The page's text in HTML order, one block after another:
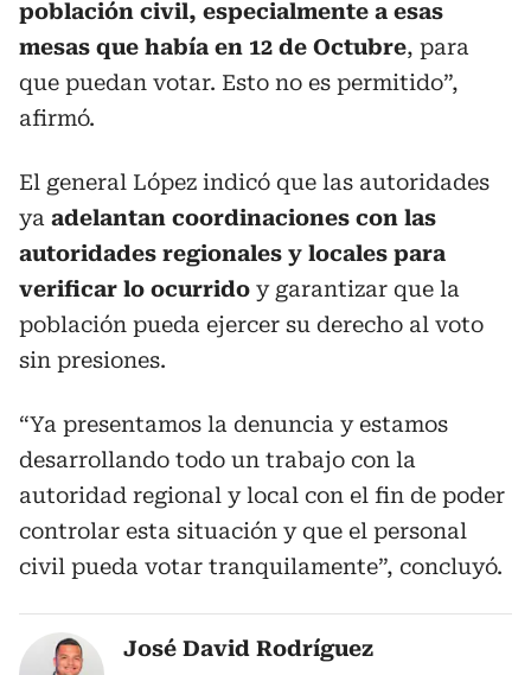
población civil, especialmente a esas
mesas que había en 12 de Octubre, para
que puedan votar. Esto no es permitido”,
afirmó.
El general López indicó que las autoridades
ya adelantan coordinaciones con las
autoridades regionales y locales para
verificar lo ocurrido y garantizar que la
población pueda ejercer su derecho al voto
sin presiones.
“Ya presentamos la denuncia y estamos
desarrollando todo un trabajo con la
autoridad regional y local con el fin de poder
controlar esta situación y que el personal
civil pueda votar tranquilamente”, concluyó.
José David Rodríguez